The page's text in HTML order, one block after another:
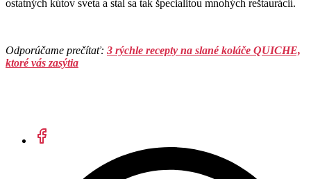
ostatných kútov sveta a stal sa tak špecialitou mnohých reštaurácií.
Odporúčame prečítať: 3 rýchle recepty na slané koláče QUICHE,
ktoré vás zasýtia